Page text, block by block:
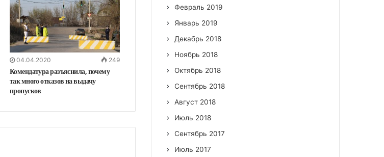
04.04.2020 249
Комендатура разъяснила, почему
так много отказов на выдачу
пропусков
Февраль 2019
Январь 2019
Декабрь 2018
Ноябрь 2018
Октябрь 2018
Сентябрь 2018
Август 2018
Июль 2018
Сентябрь 2017
Июль 2017